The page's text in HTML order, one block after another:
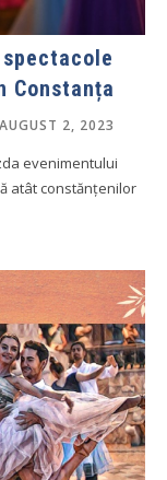
Constanța
AUGUST 2, 2023
evenimentului
atât constănțenilor